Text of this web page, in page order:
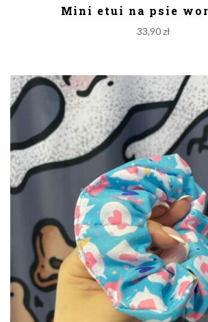
Mini etui na psie
33,90zł